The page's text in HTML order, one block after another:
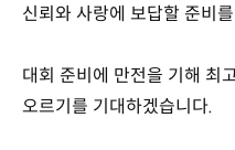
신뢰와 사랑에 보답할 준비
대회 준비에 만전을 기해 최
오르기를 기대하겠습니다.